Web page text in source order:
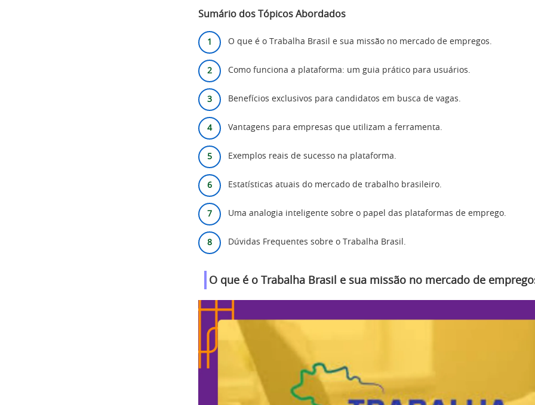
Sumário dos Tópicos Abordados
O que é o Trabalha Brasil e sua missão no mercado de empregos.
Como funciona a plataforma: um guia prático para usuários.
Benefícios exclusivos para candidatos em busca de vagas.
Vantagens para empresas que utilizam a ferramenta.
Exemplos reais de sucesso na plataforma.
Estatísticas atuais do mercado de trabalho brasileiro.
Uma analogia inteligente sobre o papel das plataformas de emprego.
Dúvidas Frequentes sobre o Trabalha Brasil.
O que é o Trabalha Brasil e sua missão no mercado de